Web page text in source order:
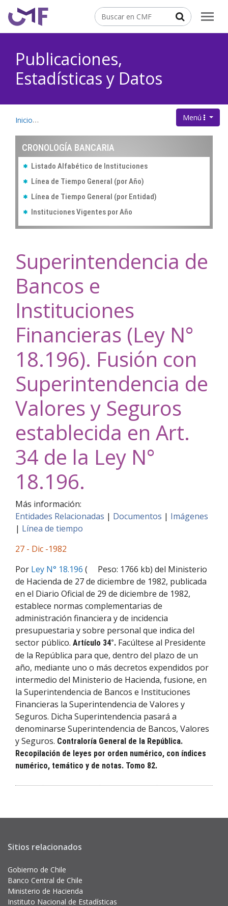
principal
Buscar
Publicaciones,
Estadísticas y Datos
Menú .
Inicio Cronología
CRONOLOGÍA BANCARIA
Listado Alfabético de Instituciones
Línea de Tiempo General (por Año)
Línea de Tiempo General (por Entidad)
Instituciones Vigentes por Año
Superintendencia de
Bancos e
Instituciones
Financieras (Ley N°
18.196). Fusión con
Superintendencia de
Valores y Seguros
establecida en Art.
34 de la Ley N°
18.196.
Más información:
Entidades Relacionadas | Documentos | Imágenes
| Línea de tiempo
27 - Dic -1982
Por Ley N° 18.196 (
Peso: 1766 kb) del Ministerio
de Hacienda de 27 de diciembre de 1982, publicada
en el Diario Oficial de 29 de diciembre de 1982,
establece normas complementarias de
administración financiera y de incidencia
presupuestaria y sobre personal que indica del
sector público. Artículo 34°. Facúltese al Presidente
de la República para que, dentro del plazo de un
año, mediante uno o más decretos expendidos por
intermedio del Ministerio de Hacienda, fusione, en
la Superintendencia de Bancos e Instituciones
Financieras la Superintendencia de Valores y
Seguros. Dicha Superintendencia pasará a
denominarse Superintendencia de Bancos, Valores
y Seguros. Contraloría General de la República.
Recopilación de leyes por orden numérico, con índices
numérico, temático y de notas. Tomo 82.
Sitios relacionados
Gobierno de Chile
Banco Central de Chile
Ministerio de Hacienda
Instituto Nacional de Estadísticas